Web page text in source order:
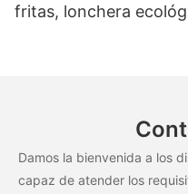
fritas, lonchera
Damos la bienvenida a los
capaz de atender los